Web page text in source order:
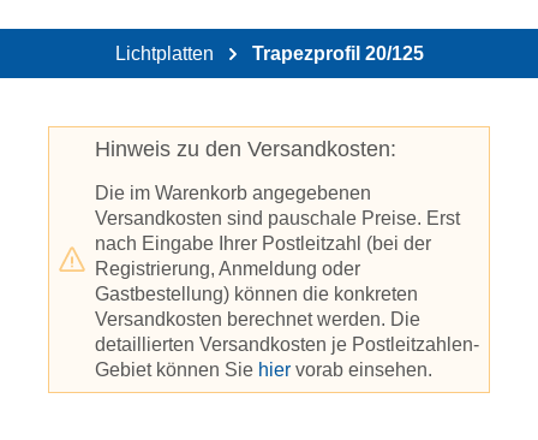
Lichtplatten Trapezprofil 20/125
Hinweis zu den Versandkosten:
Die im Warenkorb angegebenen
Versandkosten sind pauschale Preise. Erst
nach Eingabe Ihrer Postleitzahl (bei der
Registrierung, Anmeldung oder
Gastbestellung) können die konkreten
Versandkosten berechnet werden. Die
detaillierten Versandkosten je Postleitzahlen-
Gebiet können Sie hier vorab einsehen.